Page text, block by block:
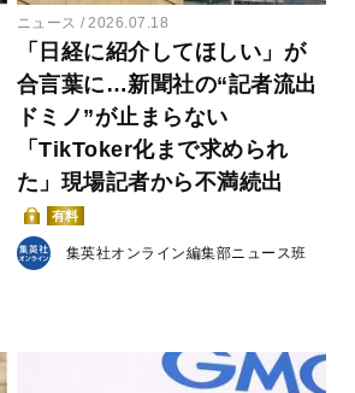
ニュース 2026.07.18
「日経に紹介してほしい」が
合言葉に…新聞社の“記者流出
ドミノ”が止まらない
「TikToker化まで求められ
た」現場記者から不満続出
有料
集英社オンライン編集部ニュース班